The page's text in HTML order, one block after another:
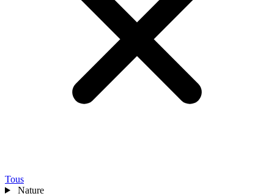
Tous
Nature